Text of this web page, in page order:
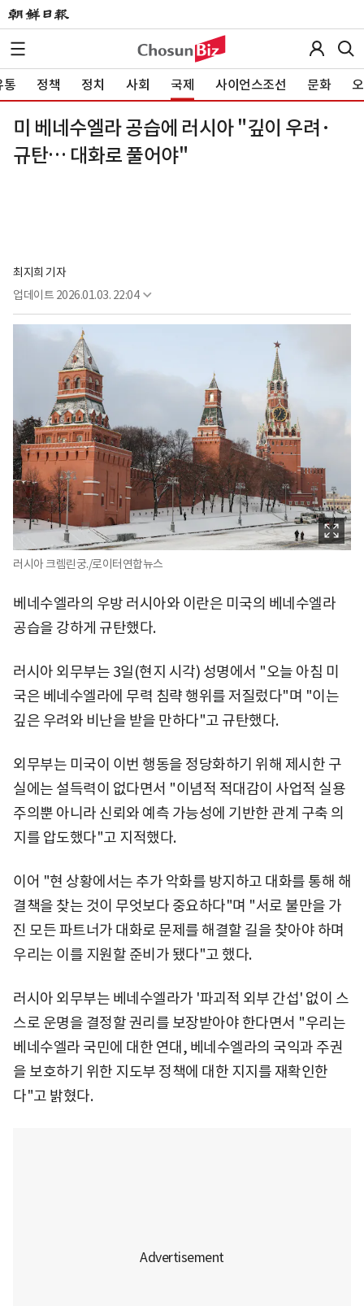
통 정책 정치 사회 국제 사이언스조선 문화
미 베네수엘라 공습에 러시아 "깊이 우려·
규탄… 대화로 풀어야"
최지희 기자
업데이트 2026.01.03. 22:04
러시아 크렘린궁./로이터연합뉴스
베네수엘라의 우방 러시아와 이란은 미국의 베네수엘라
공습을 강하게 규탄했다.
러시아 외무부는 3일(현지 시각) 성명에서 "오늘 아침 미
국은 베네수엘라에 무력 침략 행위를 저질렀다"며 "이는
깊은 우려와 비난을 받을 만하다"고 규탄했다.
외무부는 미국이 이번 행동을 정당화하기 위해 제시한 구
실에는 설득력이 없다면서 "이념적 적대감이 사업적 실용
주의뿐 아니라 신뢰와 예측 가능성에 기반한 관계 구축 의
지를 압도했다"고 지적했다.
이어 "현 상황에서는 추가 악화를 방지하고 대화를 통해 해
결책을 찾는 것이 무엇보다 중요하다"며 "서로 불만을 가
진 모든 파트너가 대화로 문제를 해결할 길을 찾아야 하며
우리는 이를 지원할 준비가 됐다"고 했다.
러시아 외무부는 베네수엘라가 '파괴적 외부 간섭' 없이 스
스로 운명을 결정할 권리를 보장받아야 한다면서 "우리는
베네수엘라 국민에 대한 연대, 베네수엘라의 국익과 주권
을 보호하기 위한 지도부 정책에 대한 지지를 재확인한
다"고 밝혔다.